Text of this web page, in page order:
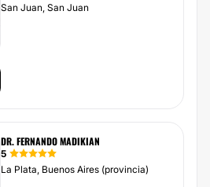
San Juan, San Juan
DR. FERNANDO MADIKIAN
5
La Plata, Buenos Aires (provincia)